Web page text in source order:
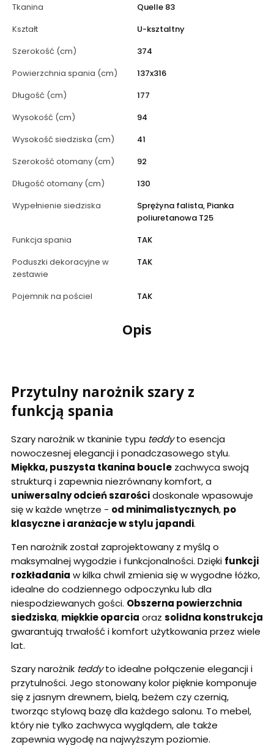
Tkanina
Quelle 83
Kształt
U-ksztaltny
Szerokość (cm)
374
Powierzchnia spania (cm)
137x316
Długość (cm)
177
Wysokość (cm)
94
Wysokość siedziska (cm)
41
Szerokość otomany (cm)
92
Długość otomany (cm)
130
Wypełnienie siedziska
Sprężyna falista, Pianka
poliuretanowa T25
Funkcja spania
TAK
Poduszki dekoracyjne w
zestawie
TAK
Pojemnik na pościel TAK
Opis
Przytulny narożnik szary z
funkcją spania
Szary narożnik w tkaninie typu teddyto esencja
nowoczesnej elegancji i ponadczasowego stylu.
Miękka, puszysta tkanina boucle zachwyca swoją
strukturą i zapewnia niezrównany komfort, a
uniwersalny odcień szarościdoskonale wpasowuje
się w każde wnętrze - od minimalistycznych, po
klasyczne i aranżacje w stylu japandi.
Ten narożnik został zaprojektowany z myślą o
maksymalnej wygodzie i funkcjonalności. Dzięki funkcji
rozkładania w kilka chwil zmienia się w wygodne łóżko,
idealne do codziennego odpoczynku lub dla
niespodziewanych gości. Obszerna powierzchnia
siedziska, miękkie oparcia oraz solidna konstrukcja
gwarantują trwałość i komfort użytkowania przez wiele
lat.
Szary narożnik teddyto idealne połączenie elegancji i
przytulności. Jego stonowany kolor pięknie komponuje
się z jasnym drewnem, bielą, beżem czy czernią,
tworząc stylową bazę dla każdego salonu. To mebel,
który nie tylko zachwyca wyglądem, ale także
zapewnia wygodę na najwyższym poziomie.